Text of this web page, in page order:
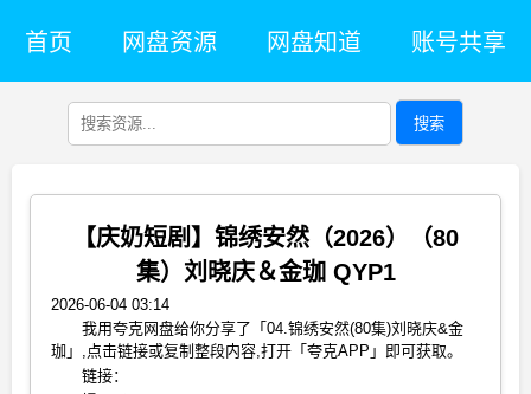
首页 网盘资源 网盘知道 账号共享
搜索
【庆奶短剧】锦绣安然（2026）（80
集）刘晓庆＆金珈 QYP1
2026-06-04 03:14
我用夸克网盘给你分享了「04.锦绣安然(80集)刘晓庆&金
珈」,点击链接或复制整段内容,打开「夸克APP」即可获取。
链接：